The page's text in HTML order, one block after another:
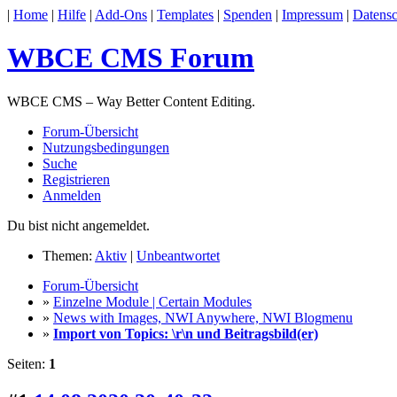
| Home | Hilfe | Add-Ons | Templates | Spenden | Impressum |
WBCE CMS Forum
WBCE CMS – Way Better Content Editing.
Forum-Übersicht
Nutzungsbedingungen
Suche
Registrieren
Anmelden
Du bist nicht angemeldet.
Themen: Aktiv | Unbeantwortet
Forum-Übersicht
» Einzelne Module | Certain Modules
» News with Images, NWI Anywhere, NWI Blogmenu
» Import von Topics: \r\n und Beitragsbild(er)
Seiten: 1